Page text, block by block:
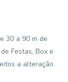
30 a 90 m de
Festas, Box e
a alteração